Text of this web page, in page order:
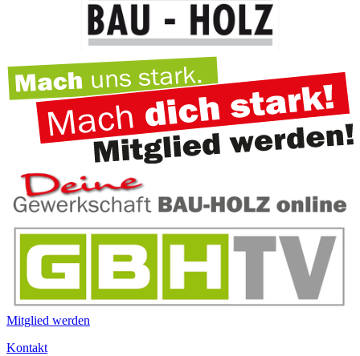
Mitglied werden
Kontakt